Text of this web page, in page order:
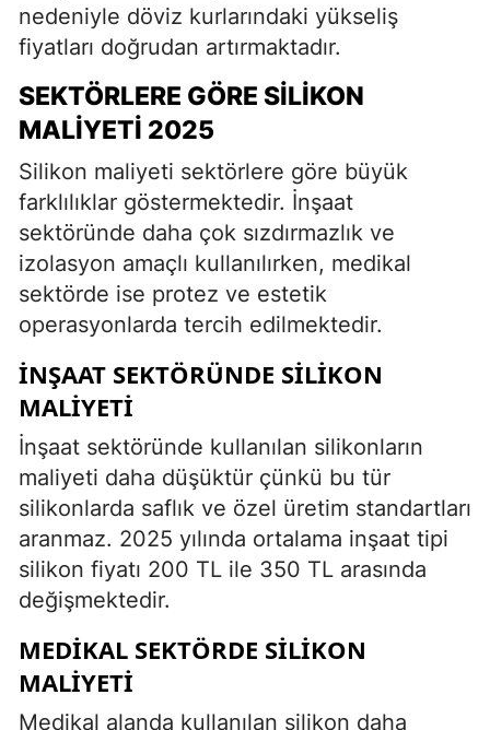
nedeniyle döviz kurlarındaki yükseliş
fiyatları doğrudan artırmaktadır.
SEKTÖRLERE GÖRE SILIKON
MALIYETI 2025
Silikon maliyeti sektörlere göre büyük
farklılıklar göstermektedir. İnşaat
sektöründe daha çok sızdırmazlık ve
izolasyon amaçlı kullanılırken, medikal
sektörde ise protez ve estetik
operasyonlarda tercih edilmektedir.
İNŞAAT SEKTÖRÜNDE SILIKON
MALIYETI
İnşaat sektöründe kullanılan silikonların
maliyeti daha düşüktür çünkü bu tür
silikonlarda saflık ve özel üretim standartları
aranmaz. 2025 yılında ortalama inşaat tipi
silikon fiyatı 200 TL ile 350 TL arasında
değişmektedir.
MEDIKAL SEKTÖRDE SILIKON
MALIYETI
Medikal alanda kullanılan silikon daha